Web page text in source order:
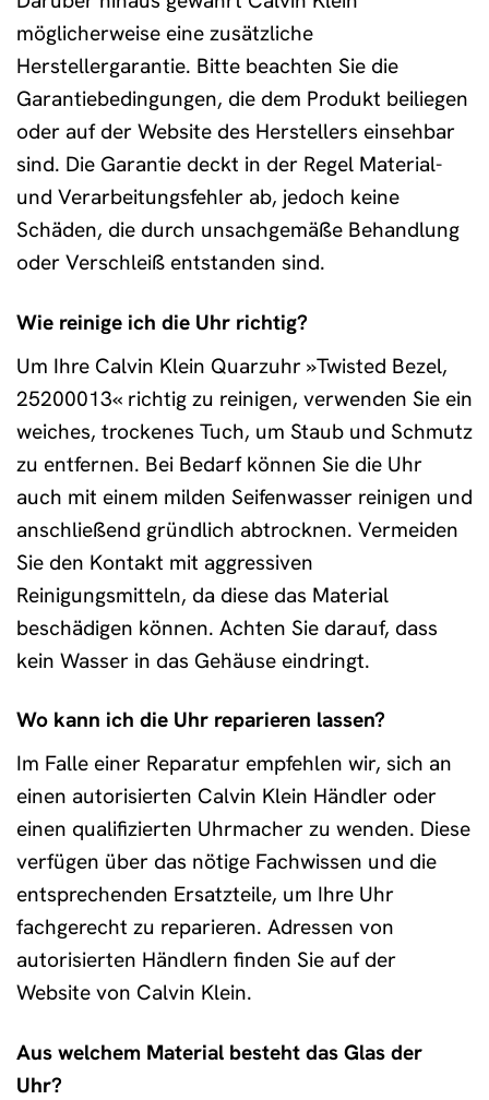
möglicherweise eine zusätzliche
Herstellergarantie. Bitte beachten Sie die
Garantiebedingungen, die dem Produkt beiliegen
oder auf der Website des Herstellers einsehbar
sind. Die Garantie deckt in der Regel Material-
und Verarbeitungsfehler ab, jedoch keine
Schäden, die durch unsachgemäße Behandlung
oder Verschleiß entstanden sind.
Wie reinige ich die Uhr richtig?
Um Ihre Calvin Klein Quarzuhr »Twisted Bezel,
25200013« richtig zu reinigen, verwenden Sie ein
weiches, trockenes Tuch, um Staub und Schmutz
zu entfernen. Bei Bedarf können Sie die Uhr
auch mit einem milden Seifenwasser reinigen und
anschließend gründlich abtrocknen. Vermeiden
Sie den Kontakt mit aggressiven
Reinigungsmitteln, da diese das Material
beschädigen können. Achten Sie darauf, dass
kein Wasser in das Gehäuse eindringt.
Wo kann ich die Uhr reparieren lassen?
Im Falle einer Reparatur empfehlen wir, sich an
einen autorisierten Calvin Klein Händler oder
einen qualifizierten Uhrmacher zu wenden. Diese
verfügen über das nötige Fachwissen und die
entsprechenden Ersatzteile, um Ihre Uhr
fachgerecht zu reparieren. Adressen von
autorisierten Händlern finden Sie auf der
Website von Calvin Klein.
Aus welchem Material besteht das Glas der
Uhr?